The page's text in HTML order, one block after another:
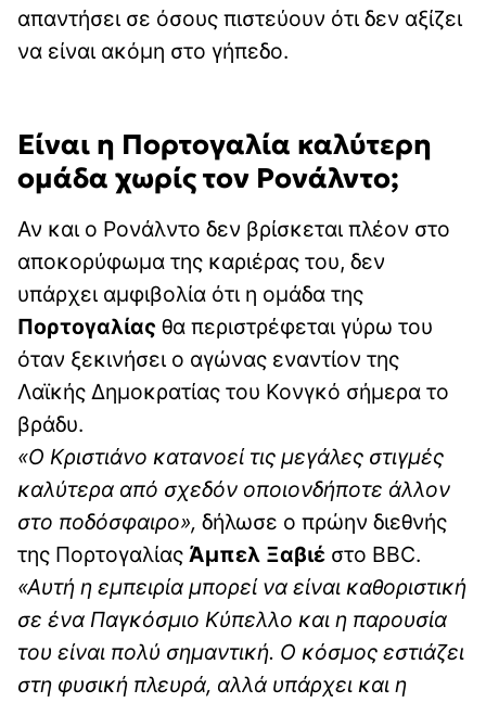
απαντήσει σε όσους πιστεύουν ότι δεν αξίζει
να είναι ακόμη στο γήπεδο.
Είναι η Πορτογαλία καλύτερη
ομάδα χωρίς τον Ρονάλντο;
Αν και ο Ρονάλντο δεν βρίσκεται πλέον στο
αποκορύφωμα της καριέρας του, δεν
υπάρχει αμφιβολία ότι η ομάδα της
Πορτογαλίας θα περιστρέφεται γύρω του
όταν ξεκινήσει ο αγώνας εναντίον της
Λαϊκής Δημοκρατίας του Κονγκό σήμερα το
βράδυ.
«Ο Κριστιάνο κατανοεί τις μεγάλες στιγμές
καλύτερα από σχεδόν οποιονδήποτε άλλον
στο ποδόσφαιρο», δήλωσε ο πρώην διεθνής
της Πορτογαλίας Άμπελ Ξαβιέ στο BBC.
«Αυτή η εμπειρία μπορεί να είναι καθοριστική
σε ένα Παγκόσμιο Κύπελλο και η παρουσία
του είναι πολύ σημαντική. Ο κόσμος εστιάζει
στη φυσική πλευρά, αλλά υπάρχει και η